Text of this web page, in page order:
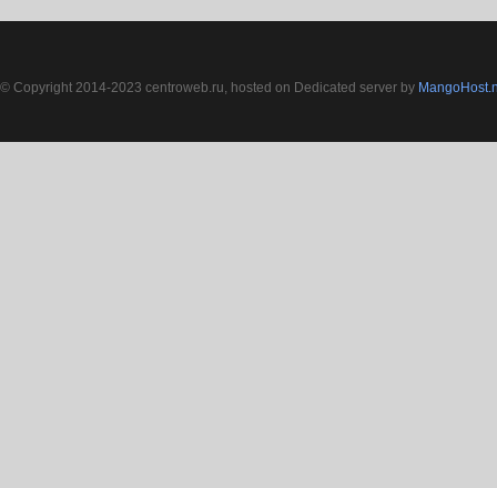
© Copyright 2014-2023 centroweb.ru, hosted on Dedicated server by